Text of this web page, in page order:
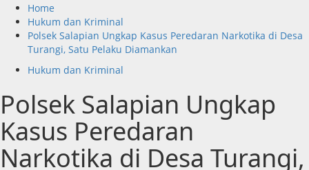
Home
Hukum dan Kriminal
Polsek Salapian Ungkap Kasus Peredaran Narkotika di Desa
Turangi, Satu Pelaku Diamankan
Hukum dan Kriminal
Polsek Salapian Ungkap
Kasus Peredaran
Narkotika di Desa Turangi,